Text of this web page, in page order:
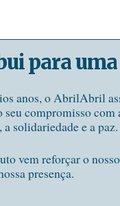
para
anos, o AbrilAbril
compromisso com
solidariedade e a paz.
vem reforçar o
presença.